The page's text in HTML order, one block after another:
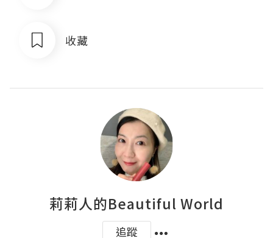
收藏
莉莉人的Beautiful World
追蹤